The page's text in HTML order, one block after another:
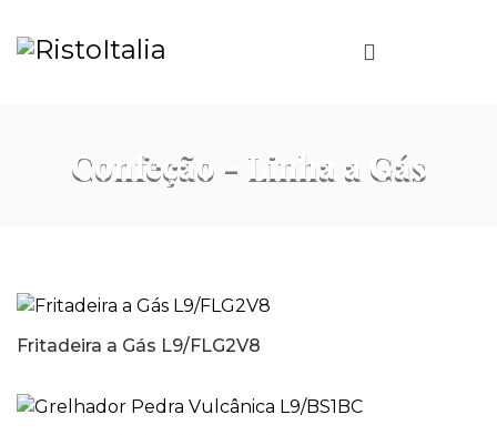
Confeção - Linha a Gás
Fritadeira a Gás L9/FLG2V8